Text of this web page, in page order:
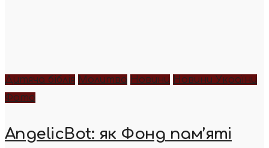
Дитяча біблія Молитва Новини Новини України
Фото
AngelicBot: як Фонд пам’яті